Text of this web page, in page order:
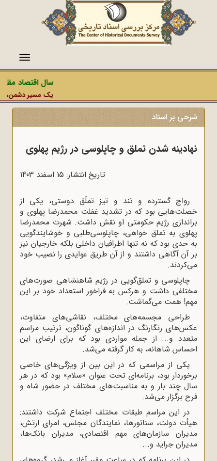
منو
سال اقتصاد
یک مسیر دشمن،
شرحی بر اسناد
نهادینه شدن تملق و چاپلوسی در رژیم پهلوی
تاریخ انتشار: 15 اسفند 1403
رواج گسترده و تند و تیز تملّق دوستی، یکی از
خصلت‌هایی بود که در تشدید غفلت محمدرضا پهلوی و
براندازی رژیم حکومتی او نقش داشت. شهرت محمدرضا
پهلوی به تملق خواهی، چاپلوسی‌طلبی و خوشایندگویی
به حدی بود که نه تنها اطرافیان داخلی بلکه خارجیان نیز
بر آن آگاهی داشتند و از آن طریق عوایدی را نصیب خود
می‌کردند.
چاپلوسی و تملق‌گویی در رژیم شاهنشاهی صورت‌های
مختلفی داشت و هرکس به فراخور استعداد خود بر این
مهم! همت می‌گماشت.
طراحی مجسمه‌های مختلف، نقاشی‌های متفاوت،
عکس‌های رنگارنگ در اندازه‌های گوناگون، ترتیب مراسم
متعدد و... از جمله مواردی بود که برای ارضای این
احساس شاهانه، به کار گرفته می‌شد.
یکی از مراسمی که در این بین از ویژگی‌های خاصی
برخوردار بود، برنامه‌ای تحت عنوان «سلام» بود که در هر
سال چند بار و به مناسبت‌های مختلف در حضور شاه و
فرح برگزار می‌شد.
در این مراسم طبقات مختلف اجتماع شرکت داشتند:
هیأت دولت، سناتورها، نمایندگان مجلس، امرای ارتش،
مدیران سازمان‌های مهم اقتصادی، مدیران بانک‌ها،
مدیران جراید و...